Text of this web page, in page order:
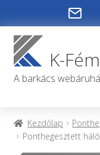
Ugrás
a
navigációhoz
Kilépés
a
tartalombaK-Fém
A barkács
Kapcsolat
Kezdőlap
Ponthegesztett